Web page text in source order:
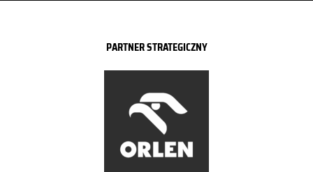
PARTNER STRATEGICZNY